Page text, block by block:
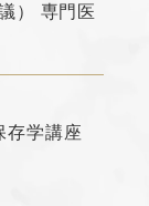
） 専門医
存学講座